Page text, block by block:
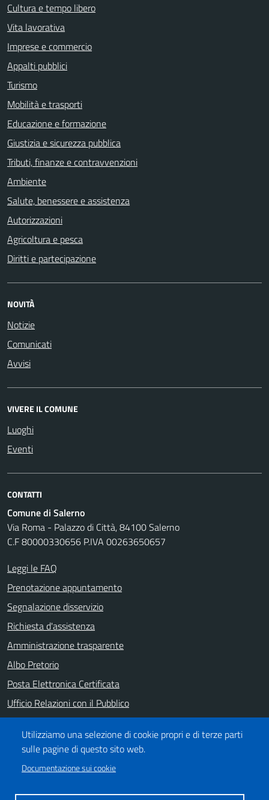
Utilizziamo una selezione di cookie propri e di terze parti
sulle pagine di questo sito web.
Documentazione sui cookie
Cultura e tempo libero
Vita lavorativa
Imprese e commercio
Appalti pubblici
Turismo
Mobilità e trasporti
Educazione e formazione
Giustizia e sicurezza pubblica
Tributi, finanze e contravvenzioni
Ambiente
Salute, benessere e assistenza
Autorizzazioni
Agricoltura e pesca
Diritti e partecipazione
NOVITÀ
Notizie
Comunicati
Avvisi
VIVERE IL COMUNE
Luoghi
Eventi
CONTATTI
Comune di Salerno
Via Roma - Palazzo di Città, 84100 Salerno
C.F 80000330656 P.IVA 00263650657
Leggi le FAQ
Prenotazione appuntamento
Segnalazione disservizio
Richiesta d'assistenza
Amministrazione trasparente
Albo Pretorio
Posta Elettronica Certificata
Ufficio Relazioni con il Pubblico
Note legali
Informativa privacy